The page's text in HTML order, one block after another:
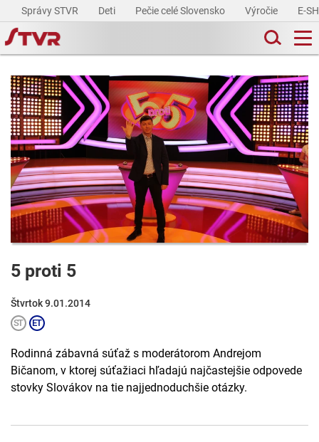
Správy STVR Deti Pečie celé Slovensko Výročie E-
5 proti 5
Štvrtok 9.01.2014
Rodinná zábavná súťaž s moderátorom Andrejom
Bičanom, v ktorej súťažiaci hľadajú najčastejšie odpovede
stovky Slovákov na tie najjednoduchšie otázky.